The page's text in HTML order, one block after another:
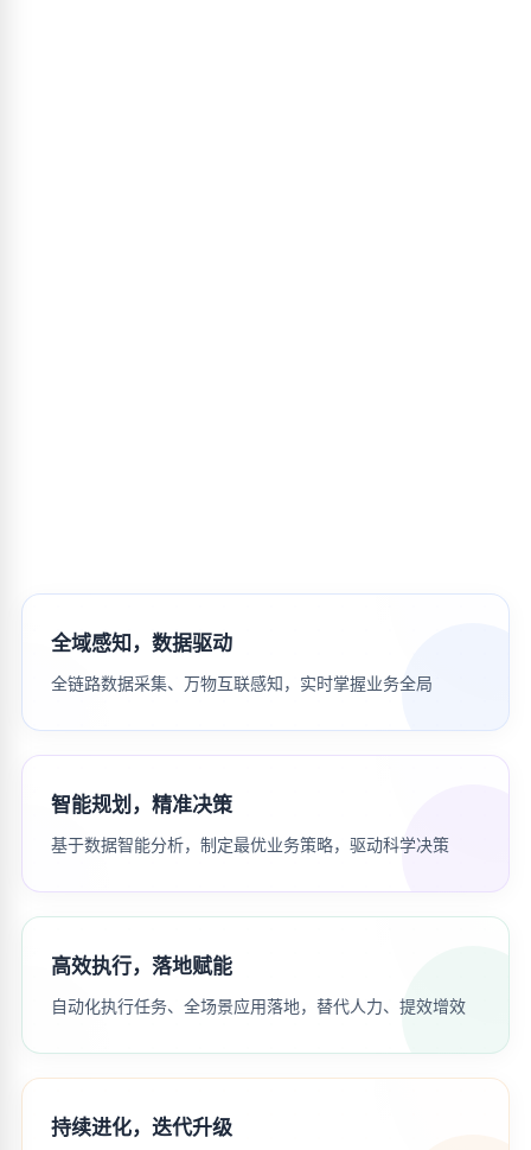
全域感知，数据驱动
全链路数据采集、万物互联感知，实时掌握业务全局
智能规划，精准决策
基于数据智能分析，制定最优业务策略，驱动科学决策
高效执行，落地赋能
自动化执行任务、全场景应用落地，替代人力、提效增效
持续进化，迭代升级